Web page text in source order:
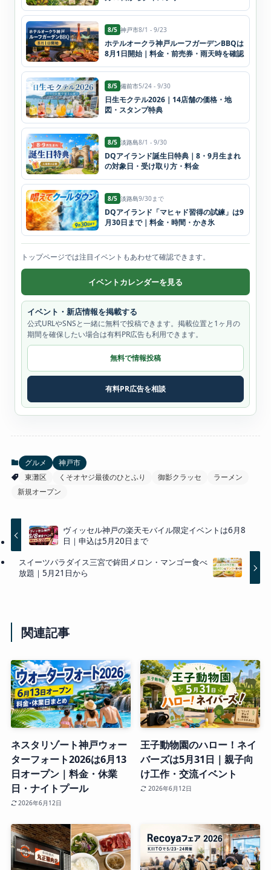
8/5 神戸市8/1 - 9/23
ホテルオークラ神戸ルーフガーデンBBQは
8月1日開始｜料金・前売券・雨天時を確認
8/5 備前市5/24 - 9/30
日生モクテル2026｜14店舗の価格・地
図・スタンプ特典
8/5 淡路島8/1 - 9/30
DQアイランド誕生日特典｜8・9月生まれ
の対象日・受け取り方・料金
8/5 淡路島9/30まで
DQアイランド「マヒャド習得の試練」は9
月30日まで｜料金・時間・かき氷
トップページでは注目イベントもあわせて確認できます。
イベントカレンダーを見る
イベント・新店情報を掲載する
公式URLやSNSと一緒に無料で投稿できます。掲載位置と1ヶ月の
期間を確保したい場合は有料PR広告も利用できます。
無料で情報投稿
有料PR広告を相談
グルメ
神戸市
東灘区
くそオヤジ最後のひとふり 御影クラッセ
ラーメン
新規オープン
ヴィッセル神戸の楽天モバイル限定イベントは6月8
日｜申込は5月20日まで
スイーツパラダイス三宮で鉾田メロン・マンゴー食べ
放題｜5月21日から
関連記事
ネスタリゾート神戸ウォー
ターフォート2026は6月13
日オープン｜料金・休業
日・ナイトプール
2026年6月12日
王子動物園のハロー！ネイ
バーズは5月31日｜親子向
け工作・交流イベント
2026年6月12日